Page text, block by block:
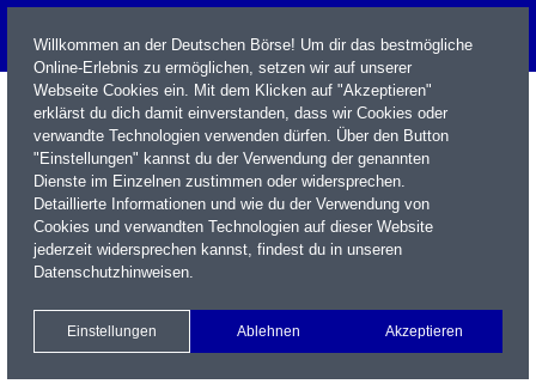
Name / WKN / ISIN / Kürzel
Xetra Realtime
Watchlist Portfolio Login
Willkommen an der Deutschen Börse! Um dir das bestmögliche
Online-Erlebnis zu ermöglichen, setzen wir auf unserer
Webseite Cookies ein. Mit dem Klicken auf "Akzeptieren"
erklärst du dich damit einverstanden, dass wir Cookies oder
verwandte Technologien verwenden dürfen. Über den Button
"Einstellungen" kannst du der Verwendung der genannten
Dienste im Einzelnen zustimmen oder widersprechen.
Detaillierte Informationen und wie du der Verwendung von
Cookies und verwandten Technologien auf dieser Website
jederzeit widersprechen kannst, findest du in unseren
Datenschutzhinweisen.
Einstellungen Ablehnen Akzeptieren